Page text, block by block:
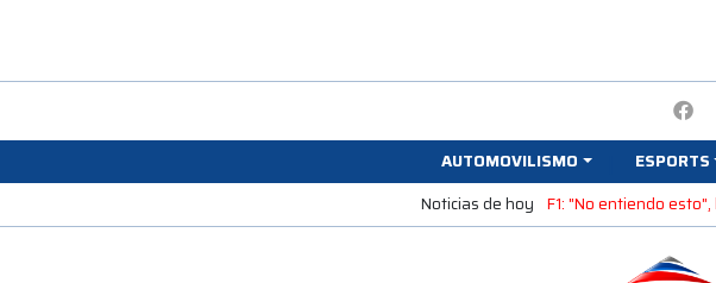
AUTOMOVILISMO ESPORTS
Noticias de hoy F1: "No entiendo